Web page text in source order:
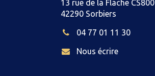
13 rue de la Flache
42290 Sorbiers
04 77 01 11 30
Nous écrire